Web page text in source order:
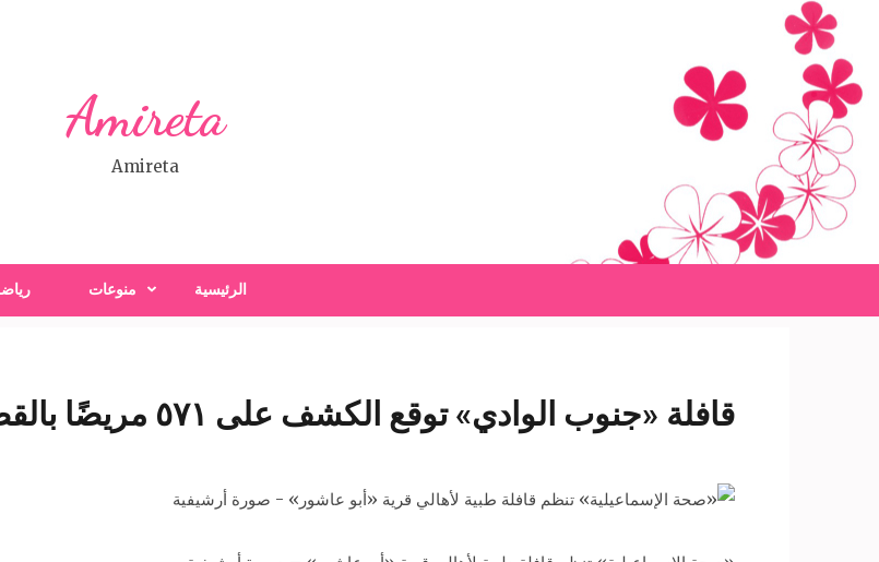
content
(Press
Enter)
Amireta
Amireta
الرئيسية منوعات
قافلة «جنوب الوادي» توقع الكشف على ٥٧١ مريضًا بالقصير- شبكة سبح الاخبارية